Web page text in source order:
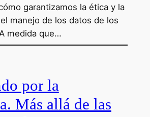
garantizamos la ética y la
manejo de los datos de los
medida que…
por la
Más allá de las